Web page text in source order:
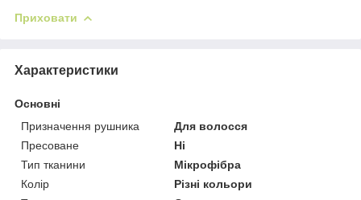
Приховати
Характеристики
Основні
Призначення рушника
Для волосся
Пресоване
Ні
Тип тканини
Мікрофібра
Колір
Різні кольори